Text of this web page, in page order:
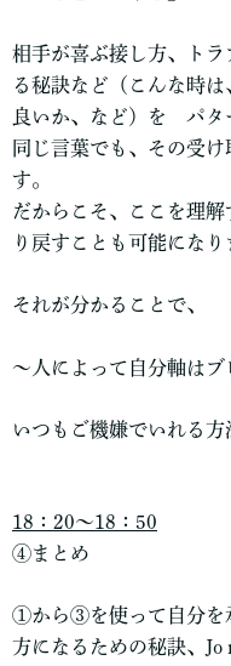
相手が喜ぶ接し方、ト
る秘訣など（こんな時
良いか、など）を パタ
同じ言葉でも、その受
す。
だからこそ、ここを理
り戻すことも可能になり
それが分かることで、
～人によって自分軸はブ
いつもご機嫌でいれる方
18：20～18：50
④まとめ
①から③を使って自分を
方になるための秘訣、Jo